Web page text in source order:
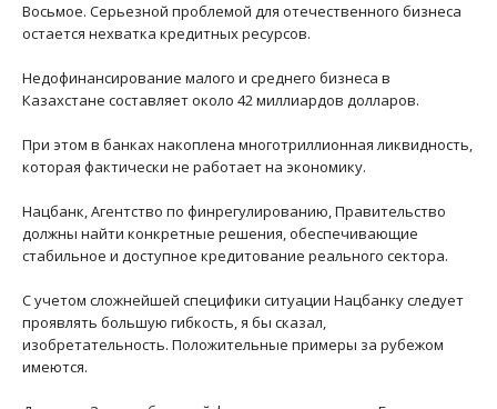
Восьмое. Серьезной проблемой для отечественного бизнеса
остается нехватка кредитных ресурсов.
Недофинансирование малого и среднего бизнеса в
Казахстане составляет около 42 миллиардов долларов.
При этом в банках накоплена многотриллионная ликвидность,
которая фактически не работает на экономику.
Нацбанк, Агентство по финрегулированию, Правительство
должны найти конкретные решения, обеспечивающие
стабильное и доступное кредитование реального сектора.
С учетом сложнейшей специфики ситуации Нацбанку следует
проявлять большую гибкость, я бы сказал,
изобретательность. Положительные примеры за рубежом
имеются.